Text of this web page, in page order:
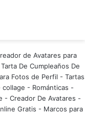
de Avatares para
Tarta De Cumpleaños De
Fotos de Perfil - Tartas
- Románticas -
- Creador De Avatares -
Gratis - Marcos para